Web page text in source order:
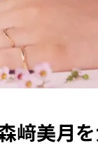
﨑美月